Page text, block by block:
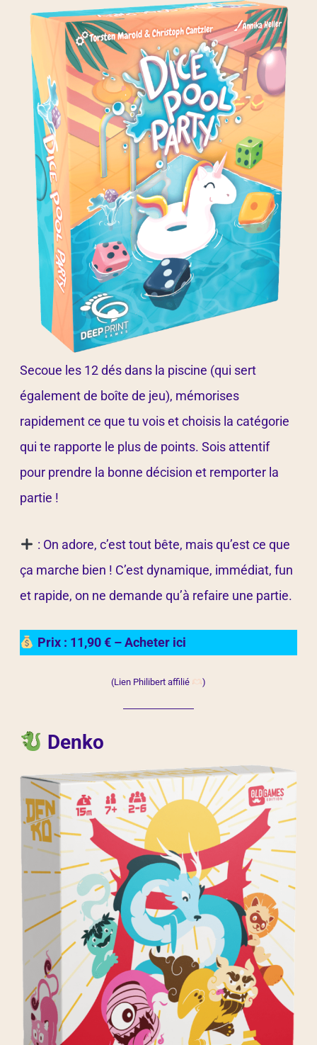
Secoue les 12 dés dans la piscine (qui sert
également de boîte de jeu), mémorises
rapidement ce que tu vois et choisis la catégorie
qui te rapporte le plus de points. Sois attentif
pour prendre la bonne décision et remporter la
partie !
: On adore, c’est tout bête, mais qu’est ce que
ça marche bien ! C’est dynamique, immédiat, fun
et rapide, on ne demande qu’à refaire une partie.
Prix : 11,90 € – Acheter ici
(Lien Philibert affilié )
Denko